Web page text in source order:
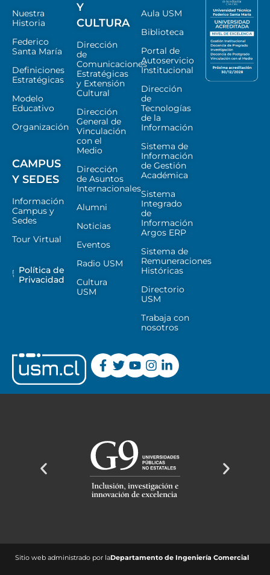
Nuestra
Historia
Federico
Santa María
Definiciones
Estratégicas
Modelo
Educativo
Organización
CAMPUS
Y SEDES
Información
Campus y
Sedes
Tour Virtual
Política de
Privacidad
Y
CULTURA
Dirección
de
Comunicaciones
Estratégicas
y Extensión
Cultural
Dirección
General de
Vinculación
con el
Medio
Dirección
de Asuntos
Internacionales
Alumni
Noticias
Eventos
Radio USM
Cultura
USM
Aula USM
Biblioteca
Portal de
Autoservicio
Institucional
Dirección
de
Tecnologías
de la
Información
Sistema de
Información
de Gestión
Académica
Sistema
Integrado
de
Información
Argos ERP
Sistema de
Remuneraciones
Históricas
Directorio
USM
Trabaja con
nosotros
Sitio web administrado por laDepartamento de Ingeniería Comercial ​